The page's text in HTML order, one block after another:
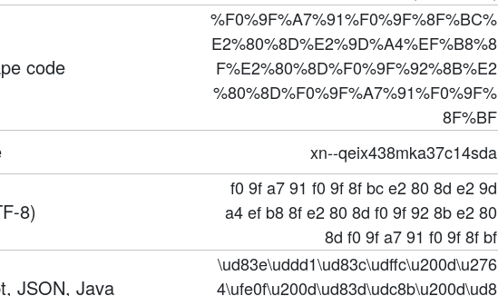
code
%F0%9F%A7%91%F0%9F%8F%BC%
E2%80%8D%E2%9D%A4%EF%B8%8
F%E2%80%8D%F0%9F%92%8B%E2
%80%8D%F0%9F%A7%91%F0%9F%
8F%BF
xn--qeix438mka37c14sda
8)
f0 9f a7 91 f0 9f 8f bc e2 80 8d e2 9d
a4 ef b8 8f e2 80 8d f0 9f 92 8b e2 80
8d f0 9f a7 91 f0 9f 8f bf
JSON, Java
\ud83e\uddd1\ud83c\udffc\u200d\u276
4\ufe0f\u200d\ud83d\udc8b\u200d\ud8